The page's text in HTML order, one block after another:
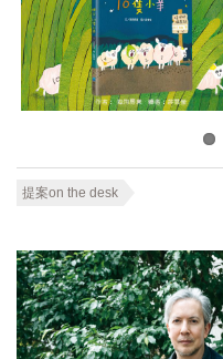
提案on the desk